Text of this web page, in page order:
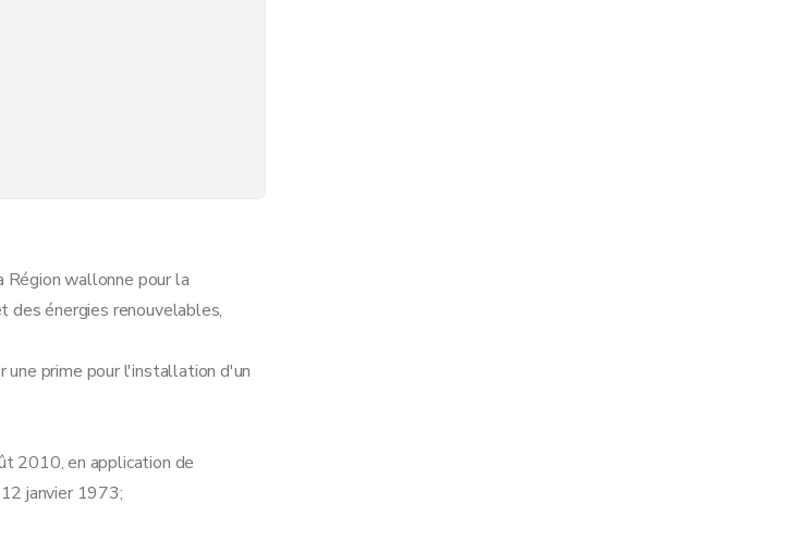
wallonne pour la
des énergies renouvelables,
prime pour l'installation d'un
2010, en application de
janvier 1973;